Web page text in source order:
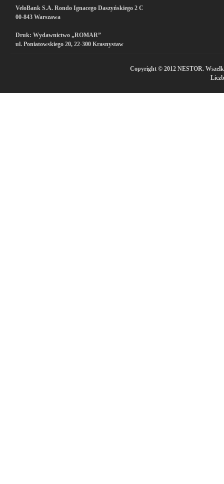
VeloBank S.A. Rondo Ignacego Daszyńskiego 2 C
00-843 Warszawa
Druk: Wydawnictwo „ROMAR”
ul. Poniatowskiego 20, 22-300 Krasnystaw
Copyright © 2012 NESTOR.